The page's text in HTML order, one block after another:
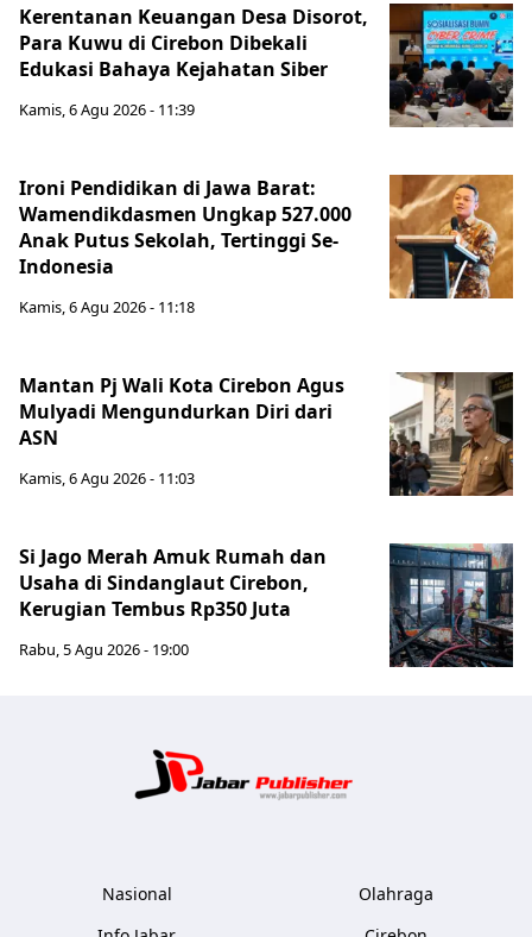
Kerentanan Keuangan Desa Disorot,
Para Kuwu di Cirebon Dibekali
Edukasi Bahaya Kejahatan Siber
Kamis, 6 Agu 2026 - 11:39
Ironi Pendidikan di Jawa Barat:
Wamendikdasmen Ungkap 527.000
Anak Putus Sekolah, Tertinggi Se-
Indonesia
Kamis, 6 Agu 2026 - 11:18
Mantan Pj Wali Kota Cirebon Agus
Mulyadi Mengundurkan Diri dari
ASN
Kamis, 6 Agu 2026 - 11:03
Si Jago Merah Amuk Rumah dan
Usaha di Sindanglaut Cirebon,
Kerugian Tembus Rp350 Juta
Rabu, 5 Agu 2026 - 19:00
Nasional
Olahraga